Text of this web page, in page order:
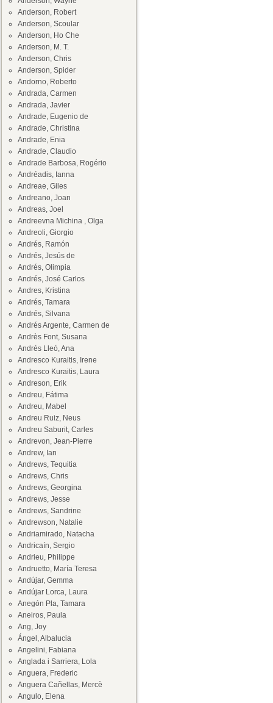
Anderson, Robert
Anderson, Scoular
Anderson, Ho Che
Anderson, M. T.
Anderson, Chris
Anderson, Spider
Andorno, Roberto
Andrada, Carmen
Andrada, Javier
Andrade, Eugenio de
Andrade, Christina
Andrade, Enia
Andrade, Claudio
Andrade Barbosa, Rogério
Andréadis, Ianna
Andreae, Giles
Andreano, Joan
Andreas, Joel
Andreevna Michina , Olga
Andreoli, Giorgio
Andrés, Ramón
Andrés, Jesús de
Andrés, Olimpia
Andrés, José Carlos
Andres, Kristina
Andrés, Tamara
Andrés, Silvana
Andrés Argente, Carmen de
Andrès Font, Susana
Andrés Lleó, Ana
Andresco Kuraitis, Irene
Andresco Kuraitis, Laura
Andreson, Erik
Andreu, Fátima
Andreu, Mabel
Andreu Ruiz, Neus
Andreu Saburit, Carles
Andrevon, Jean-Pierre
Andrew, Ian
Andrews, Tequitia
Andrews, Chris
Andrews, Georgina
Andrews, Jesse
Andrews, Sandrine
Andrewson, Natalie
Andriamirado, Natacha
Andricaín, Sergio
Andrieu, Philippe
Andruetto, María Teresa
Andújar, Gemma
Andújar Lorca, Laura
Anegón Pla, Tamara
Aneiros, Paula
Ang, Joy
Ángel, Albalucia
Angelini, Fabiana
Anglada i Sarriera, Lola
Anguera, Frederic
Anguera Cañellas, Mercè
Angulo, Elena